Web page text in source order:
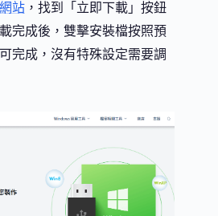
站 ，找到「立即下載」按鈕
完成後，雙擊安裝檔按照預
完成，沒有特殊設定需要調